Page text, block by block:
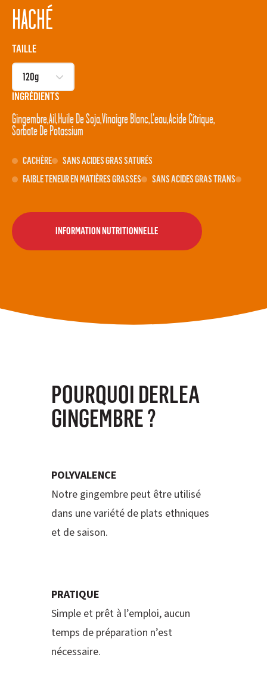
HACHÉ
TAILLE
INGRÉDIENTS
GingembreAilHuile De SojaVinaigre BlancL'eauAcide Citrique
Sorbate De Potassium
CACHÈRE
SANS ACIDES GRAS SATURÉS
FAIBLE TENEUR EN MATIÈRES GRASSES
SANS ACIDES GRAS TRANS
INFORMATION NUTRITIONNELLE
POURQUOI DERLEA
GINGEMBRE ?
POLYVALENCE
Notre gingembre peut être utilisé
dans une variété de plats ethniques
et de saison.
PRATIQUE
Simple et prêt à l’emploi, aucun
temps de préparation n’est
nécessaire.